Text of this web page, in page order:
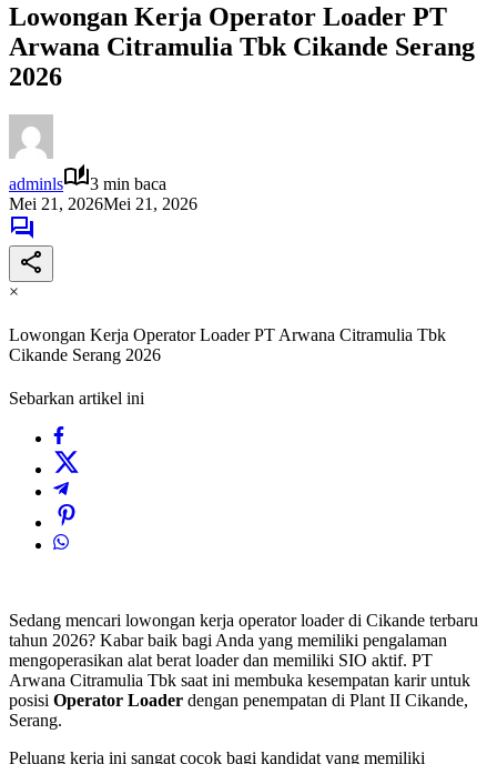
Lowongan Kerja Operator Loader PT
Arwana Citramulia Tbk Cikande Serang
2026
adminls
3 min baca
Mei 21, 2026Mei 21, 2026
×
Lowongan Kerja Operator Loader PT Arwana Citramulia Tbk
Cikande Serang 2026
Sebarkan artikel ini
Sedang mencari lowongan kerja operator loader di Cikande terbaru
tahun 2026? Kabar baik bagi Anda yang memiliki pengalaman
mengoperasikan alat berat loader dan memiliki SIO aktif. PT
Arwana Citramulia Tbk saat ini membuka kesempatan karir untuk
posisi Operator Loader dengan penempatan di Plant II Cikande,
Serang.
Peluang kerja ini sangat cocok bagi kandidat yang memiliki